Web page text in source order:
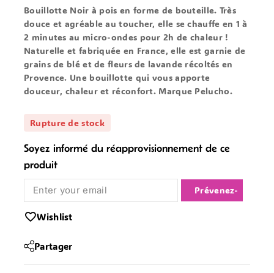
dehors de
basé sur
votes de
client
Bouillotte Noir à pois en forme de bouteille. Très
douce et agréable au toucher, elle se chauffe en 1 à
2 minutes au micro-ondes pour2h de chaleur!
Naturelle et fabriquée en France, elle est garnie de
grains de blé et de fleurs de lavande récoltés en
Provence. Une bouillotte qui vous apporte
douceur, chaleuret réconfort. Marque Pelucho.
Rupture de stock
Soyez informé du réapprovisionnement de ce
produit
Notify Me
Wishlist
Partager